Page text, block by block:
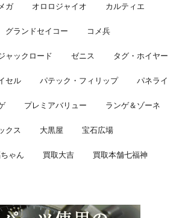
ガ オロロジャイオ カルティエ
グランドセイコー コメ兵
ャックロード ゼニス タグ・ホイヤー
セル パテック・フィリップ パネライ
プレミアバリュー ランゲ＆ゾーネ
クス 大黒屋 宝石広場
ゃん 買取大吉 買取本舗七福神